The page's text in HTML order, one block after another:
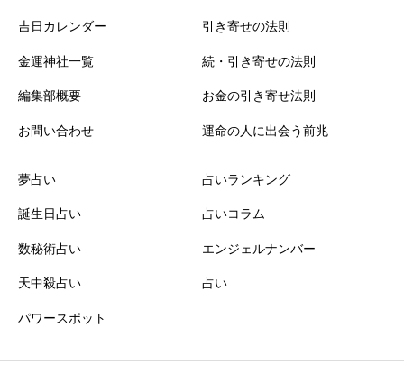
吉日カレンダー
金運神社一覧
編集部概要
お問い合わせ
引き寄せの法則
続・引き寄せの法則
お金の引き寄せ法則
運命の人に出会う前兆
夢占い
誕生日占い
数秘術占い
天中殺占い
パワースポット
占いランキング
占いコラム
エンジェルナンバー
占い